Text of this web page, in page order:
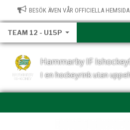
BESÖK ÄVEN VÅR OFFICIELLA
TEAM 12 - U15P
Hammarby IF
I en hockeyrink utan